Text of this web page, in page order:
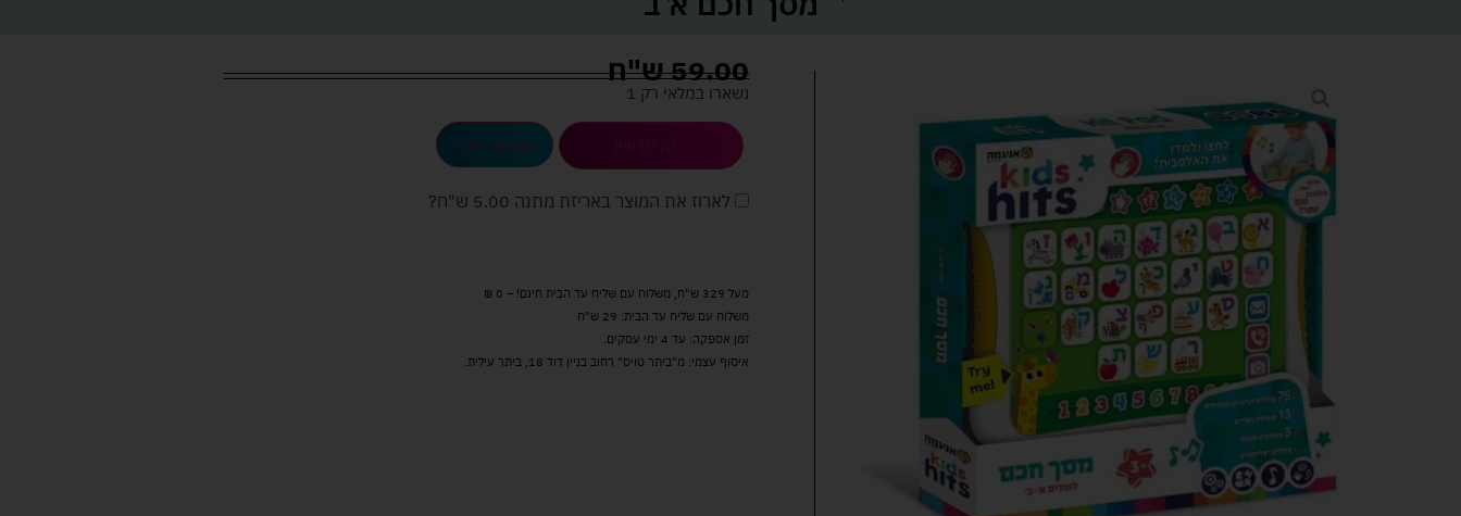
59.00ש"ח
נשארו במלאי רק 1
הוספה לסל
לארוז את המוצר באריזת מתנה 5.00 ש"ח ?
מעל 329 ש"ח, משלוח עם שליח עד הבית חינם! – 0 ₪
משלוח עם שליח עד הבית: 29 ש"ח
זמן אספקה: עד 4 ימי עסקים.
איסוף עצמי: מ"ביתר טויס" רחוב בניין דוד 18, ביתר עילית.